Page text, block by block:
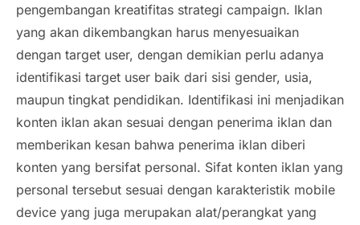
pengembangan kreatifitas strategi campaign. Iklan
yang akan dikembangkan harus menyesuaikan
dengan target user, dengan demikian perlu adanya
identifikasi target user baik dari sisi gender, usia,
maupun tingkat pendidikan. Identifikasi ini menjadikan
konten iklan akan sesuai dengan penerima iklan dan
memberikan kesan bahwa penerima iklan diberi
konten yang bersifat personal. Sifat konten iklan yang
personal tersebut sesuai dengan karakteristik mobile
device yang juga merupakan alat/perangkat yang